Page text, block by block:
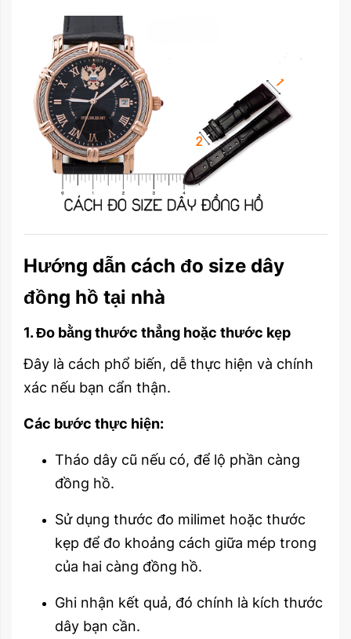
Hướng dẫn cách đo size dây
đồng hồ tại nhà
1. Đo bằng thước thẳng hoặc thước kẹp
Đây là cách phổ biến, dễ thực hiện và chính
xác nếu bạn cẩn thận.
Các bước thực hiện:
Tháo dây cũ nếu có, để lộ phần càng
đồng hồ.
Sử dụng thước đo milimet hoặc thước
kẹp để đo khoảng cách giữa mép trong
của hai càng đồng hồ.
Ghi nhận kết quả, đó chính là kích thước
dây bạn cần.